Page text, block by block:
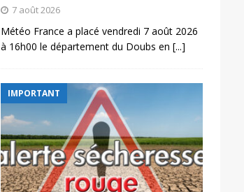
7 août 2026
Météo France a placé vendredi 7 août 2026
à 16h00 le département du Doubs en [...]
IMPORTANT